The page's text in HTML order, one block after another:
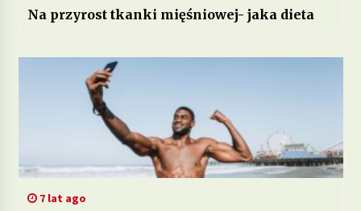
Na przyrost tkanki mięśniowej- jaka dieta
7 lat ago